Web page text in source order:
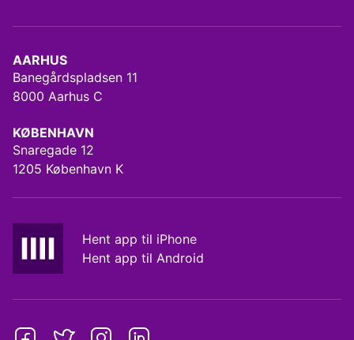
AARHUS
Banegårdspladsen 11
8000 Aarhus C
KØBENHAVN
Snaregade 12
1205 København K
Hent app til iPhone
Hent app til Android